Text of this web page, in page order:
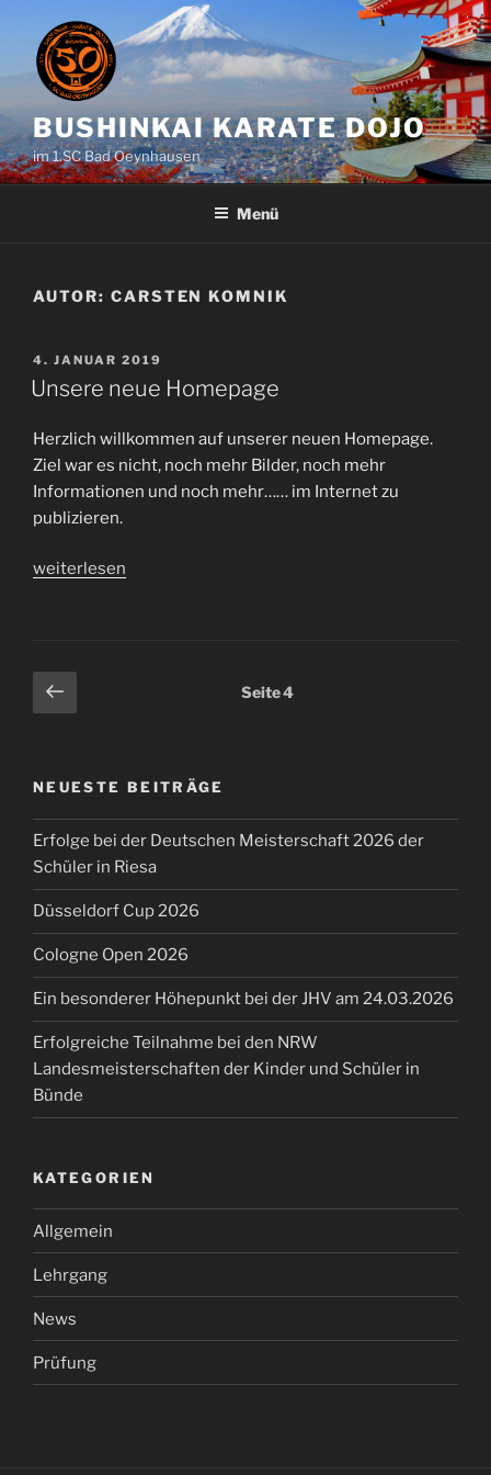
Inhalt
springen
BUSHINKAI KARATE DOJO
im 1.SC Bad Oeynhausen
Menü
AUTOR: CARSTEN KOMNIK
VERÖFFENTLICHT
AM
4. JANUAR 2019
Unsere neue Homepage
Herzlich willkommen auf unserer neuen Homepage.
Ziel war es nicht, noch mehr Bilder, noch mehr
Informationen und noch mehr…… im Internet zu
publizieren.
„Unsere
weiterlesen
Seitennummerierung
der
Vorherige
Seite
Seite4
NEUESTE BEITRÄGE
Erfolge bei der Deutschen Meisterschaft 2026 der
Schüler in Riesa
Düsseldorf Cup 2026
Cologne Open 2026
Ein besonderer Höhepunkt bei der JHV am 24.03.2026
Erfolgreiche Teilnahme bei den NRW
Landesmeisterschaften der Kinder und Schüler in
Bünde
KATEGORIEN
Allgemein
Lehrgang
News
Prüfung